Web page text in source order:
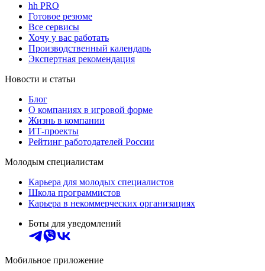
hh PRO
Готовое резюме
Все сервисы
Хочу у вас работать
Производственный календарь
Экспертная рекомендация
Новости и статьи
Блог
О компаниях в игровой форме
Жизнь в компании
ИТ-проекты
Рейтинг работодателей России
Молодым специалистам
Карьера для молодых специалистов
Школа программистов
Карьера в некоммерческих организациях
Боты для уведомлений
Мобильное приложение